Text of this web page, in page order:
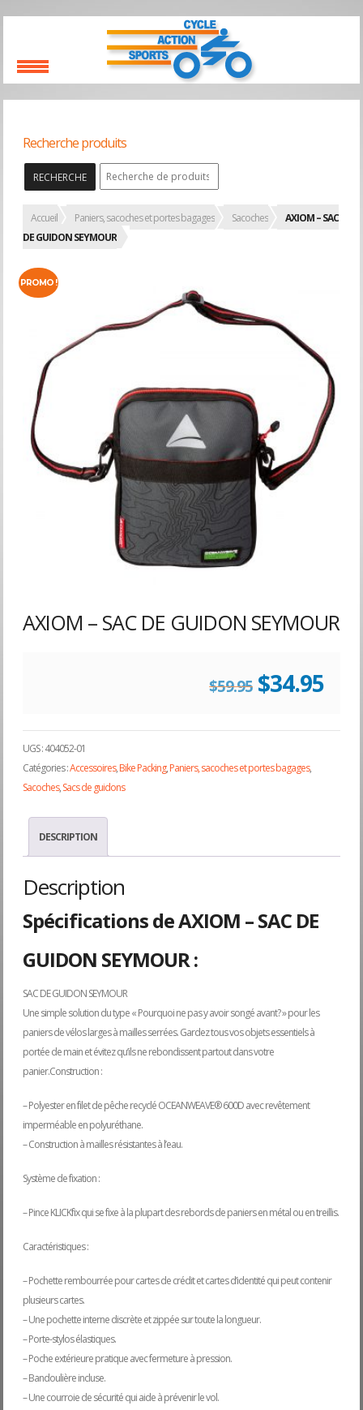
Recherche produits
RECHERCHE
Accueil Paniers, sacoches et portes bagages Sacoches
AXIOM – SAC
DE GUIDON SEYMOUR
PROMO !
AXIOM – SAC DE GUIDON SEYMOUR
$59.95 Le
prix
initial
$59.95.
$34.95Le
prix
UGS :404052-01
Catégories :Accessoires,Bike Packing,Paniers, sacoches et portes bagages,
Sacoches,Sacs de guidons
DESCRIPTION
Description
Spécifications de AXIOM – SAC DE
GUIDON SEYMOUR :
SAC DE GUIDON SEYMOUR
Une simple solution du type « Pourquoi ne pas y avoir songé avant? » pour les
paniers de vélos larges à mailles serrées. Gardez tous vos objets essentiels à
portée de main et évitez qu’ils ne rebondissent partout dans votre
panier.Construction :
– Polyester en filet de pêche recyclé OCEANWEAVE® 600D avec revêtement
imperméable en polyuréthane.
– Construction à mailles résistantes à l’eau.
Système de fixation :
– Pince KLICKfix qui se fixe à la plupart des rebords de paniers en métal ou en treillis.
Caractéristiques :
– Pochette rembourrée pour cartes de crédit et cartes d’identité qui peut contenir
plusieurs cartes.
– Une pochette interne discrète et zippée sur toute la longueur.
– Porte-stylos élastiques.
– Poche extérieure pratique avec fermeture à pression.
– Bandoulière incluse.
– Une courroie de sécurité qui aide à prévenir le vol.